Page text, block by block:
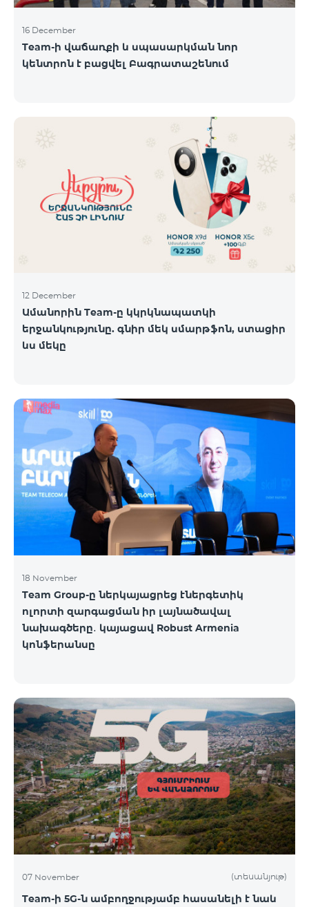
16 December
Team-ի վաճառքի և սպասարկման նոր
կենտրոն է բացվել Բագրատաշենում
12 December
Ամանորին Team-ը կկրկնապատկի
երջանկությունը. գնիր մեկ սմարթֆոն, ստացիր
ևս մեկը
18 November
Team Group-ը ներկայացրեց էներգետիկ
ոլորտի զարգացման իր լայնածավալ
նախագծերը․ կայացավ Robust Armenia
կոնֆերանսը
07 November (տեսանյութ)
Team-ի 5G-ն ամբողջությամբ հասանելի է նաև